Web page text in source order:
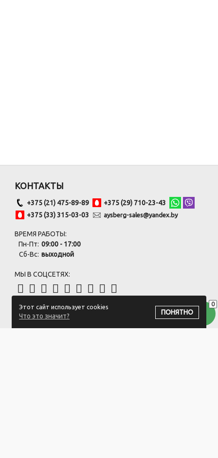
0
Этот сайт использует cookies
Что это значит?
ПОНЯТНО
КОНТАКТЫ
+375 (21) 475-89-89
+375 (29) 710-23-43
+375 (33) 315-03-03
aysberg-sales@yandex.by
ВРЕМЯ РАБОТЫ:
Пн-Пт: 09:00 - 17:00
Сб-Вс: выходной
МЫ В СОЦСЕТЯХ:
ПОДПИСАТЬСЯ НА РАССЫЛКУ